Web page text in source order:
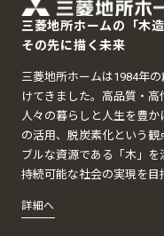
三菱地所ホームの「木造
その先に描く未来
三菱地所ホームは1984年
けてきました。高品質・高
人々の暮らしと人生を豊
の活用、脱炭素化という
ブルな資源である「木」を
持続可能な社会の実現を目
詳細へ